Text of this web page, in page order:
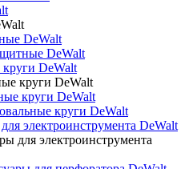
DeWalt
DeWalt
DeWalt
круги DeWalt
круги DeWalt
круги DeWalt
электроинструмента DeWalt
для электроинструмента